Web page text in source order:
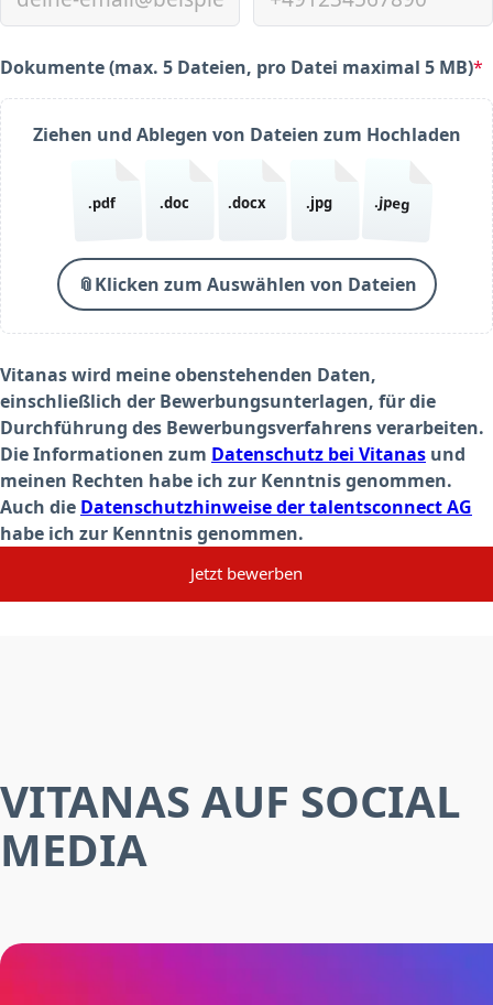
Dokumente (max. 5 Dateien, pro Datei maximal 5 MB)*
(required)
Ziehen und Ablegen von Dateien zum Hochladen
.pdf .doc .docx .jpg .jpeg
📎Klicken zum Auswählen von Dateien
Vitanas wird meine obenstehenden Daten,
einschließlich der Bewerbungsunterlagen, für die
Durchführung des Bewerbungsverfahrens verarbeiten.
Die Informationen zum Datenschutz bei Vitanas und
meinen Rechten habe ich zur Kenntnis genommen.
Auch die Datenschutzhinweise der talentsconnect AG
habe ich zur Kenntnis genommen.
Jetzt bewerben
VITANAS AUF SOCIAL
MEDIA